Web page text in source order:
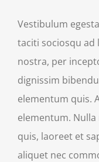
Vestibulum
taciti sociosqu
nostra, per
dignissim
elementum quis.
elementum.
quis, laoreet et
aliquet nec